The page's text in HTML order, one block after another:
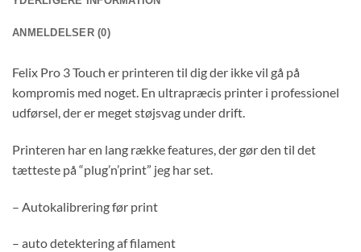
ANMELDELSER (0)
Felix Pro 3 Touch er printeren til dig der ikke vil gå på
kompromis med noget. En ultrapræcis printer i professionel
udførsel, der er meget støjsvag under drift.
Printeren har en lang række features, der gør den til det
tætteste på “plug’n’print” jeg har set.
– Autokalibrering før print
– auto detektering af filament